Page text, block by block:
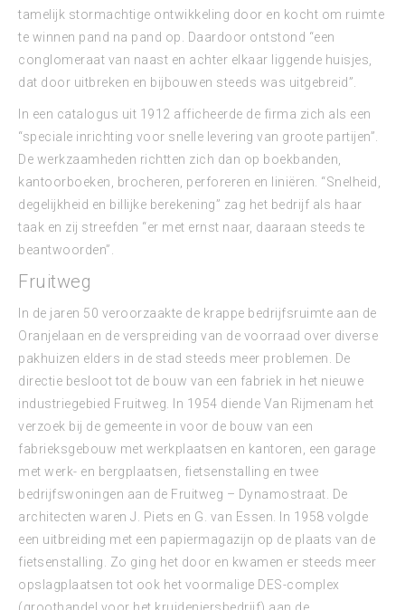
tamelijk stormachtige ontwikkeling door en kocht om ruimte
te winnen pand na pand op. Daardoor ontstond “een
conglomeraat van naast en achter elkaar liggende huisjes,
dat door uitbreken en bijbouwen steeds was uitgebreid”.
In een catalogus uit 1912 afficheerde de firma zich als een
“speciale inrichting voor snelle levering van groote partijen”.
De werkzaamheden richtten zich dan op boekbanden,
kantoorboeken, brocheren, perforeren en liniëren. “Snelheid,
degelijkheid en billijke berekening” zag het bedrijf als haar
taak en zij streefden “er met ernst naar, daaraan steeds te
beantwoorden”.
Fruitweg
In de jaren 50 veroorzaakte de krappe bedrijfsruimte aan de
Oranjelaan en de verspreiding van de voorraad over diverse
pakhuizen elders in de stad steeds meer problemen. De
directie besloot tot de bouw van een fabriek in het nieuwe
industriegebied Fruitweg. In 1954 diende Van Rijmenam het
verzoek bij de gemeente in voor de bouw van een
fabrieksgebouw met werkplaatsen en kantoren, een garage
met werk- en bergplaatsen, fietsenstalling en twee
bedrijfswoningen aan de Fruitweg – Dynamostraat. De
architecten waren J. Piets en G. van Essen. In 1958 volgde
een uitbreiding met een papiermagazijn op de plaats van de
fietsenstalling. Zo ging het door en kwamen er steeds meer
opslagplaatsen tot ook het voormalige DES-complex